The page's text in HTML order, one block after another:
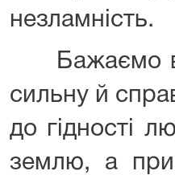
незламність.
Бажаємо
сильну й
до гідності
землю, а